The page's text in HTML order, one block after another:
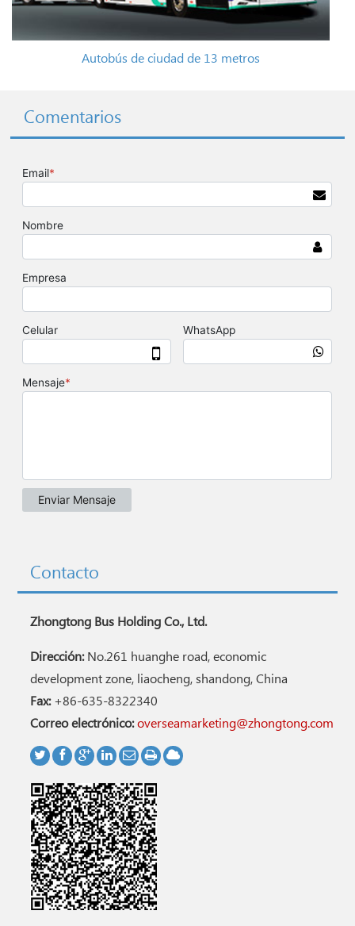
Autobús de ciudad de 13 metros
Comentarios
Contacto
Zhongtong Bus Holding Co., Ltd.
Dirección:No.261 huanghe road, economic
development zone, liaocheng, shandong, China
Fax:+86-635-8322340
Correo electrónico:overseamarketing@zhongtong.com